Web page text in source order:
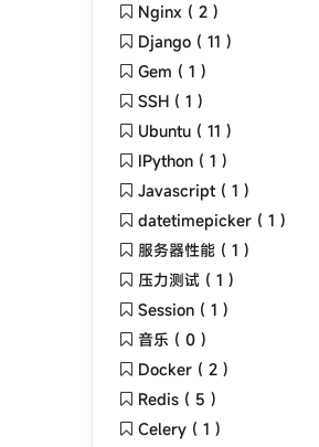
Nginx ( 2 )
Django ( 11 )
Gem ( 1 )
SSH ( 1 )
Ubuntu ( 11 )
IPython ( 1 )
Javascript ( 1 )
datetimepicker ( 1 )
服务器性能 ( 1 )
压力测试 ( 1 )
Session ( 1 )
音乐 ( 0 )
Docker ( 2 )
Redis ( 5 )
Celery ( 1 )